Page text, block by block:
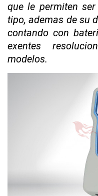
que le permiten
tipo, ademas de su
contando con
exentes
modelos.